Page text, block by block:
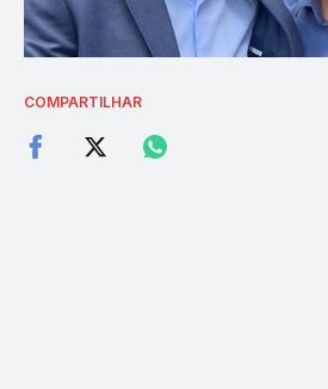
COMPARTILHAR